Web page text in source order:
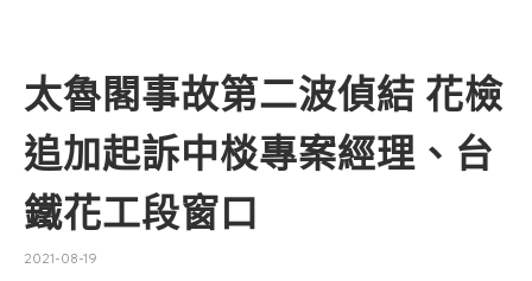
太魯閣事故第二波偵結 花檢
追加起訴中棪專案經理、台
鐵花工段窗口
2021-08-19